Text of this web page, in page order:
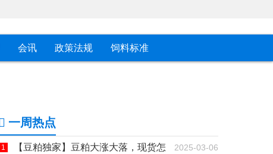
会讯 政策法规 饲料标准
一周热点
2025-03-06
【豆粕独家】豆粕大涨大落，现货怎